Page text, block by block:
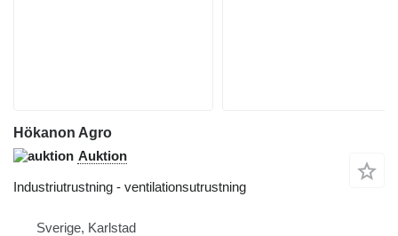
Hökanon Agro
Auktion
Industriutrustning - ventilationsutrustning
Sverige, Karlstad